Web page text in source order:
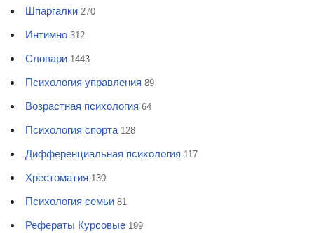
Шпаргалки 270
Интимно 312
Словари 1443
Психология управления 89
Возрастная психология 64
Психология спорта 128
Дифференциальная психология 117
Хрестоматия 130
Психология семьи 81
Рефераты Курсовые 199